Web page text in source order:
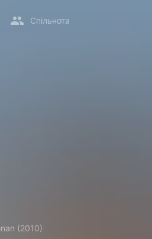
Спільнота
(2010)